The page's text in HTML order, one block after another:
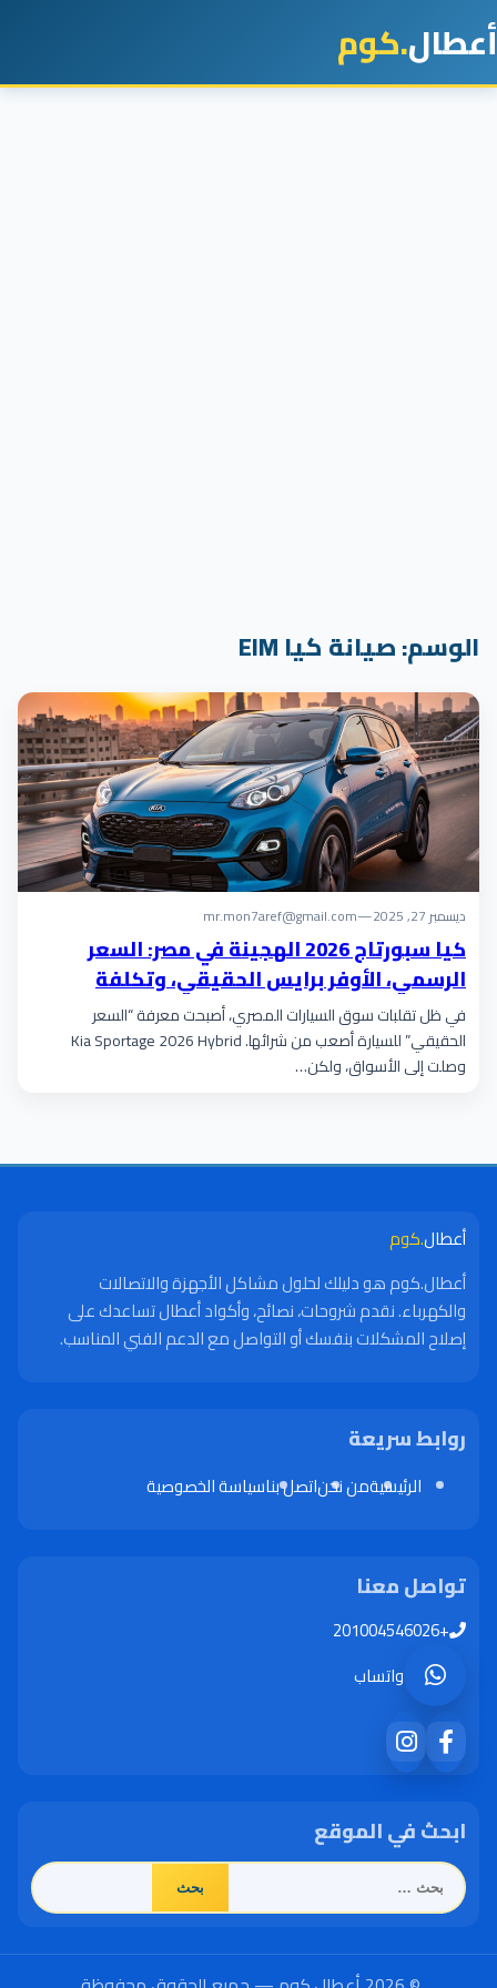
أعطال.كوم
الوسم:صيانة كيا EIM
ديسمبر 27, 2025 —
mr.mon7aref@gmail.com
كيا سبورتاج 2026 الهجينة في مصر: السعر
الرسمي، الأوفر برايس الحقيقي، وتكلفة
الصيانة
في ظل تقلبات سوق السيارات المصري، أصبحت معرفة “السعر
الحقيقي” للسيارة أصعب من شرائها. Kia Sportage 2026 Hybrid
وصلت إلى الأسواق، ولكن…
أعطال.كوم
أعطال.كوم هو دليلك لحلول مشاكل الأجهزة والاتصالات
والكهرباء. نقدم شروحات، نصائح، وأكواد أعطال تساعدك على
إصلاح المشكلات بنفسك أو التواصل مع الدعم الفني المناسب.
روابط سريعة
الرئيسيةمن نحناتصل بناسياسة الخصوصية
تواصل معنا
+201004546026
واتساب
ابحث في الموقع
البحث
عن: